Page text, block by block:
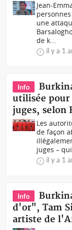
Jean-
une
de k...
il y a 1
Info
utilisée pour
juges, selon
Les
de façon
juges –
il y a 1
Info
d'or", Tam
artiste de